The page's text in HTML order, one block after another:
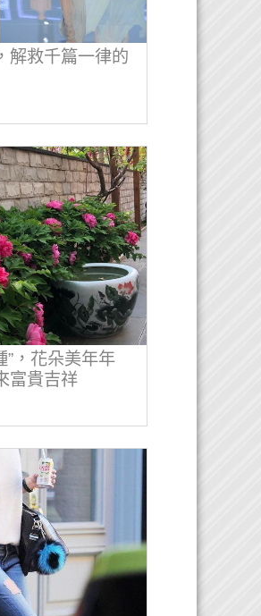
解救千篇一律的
”，花朵美年年
富貴吉祥